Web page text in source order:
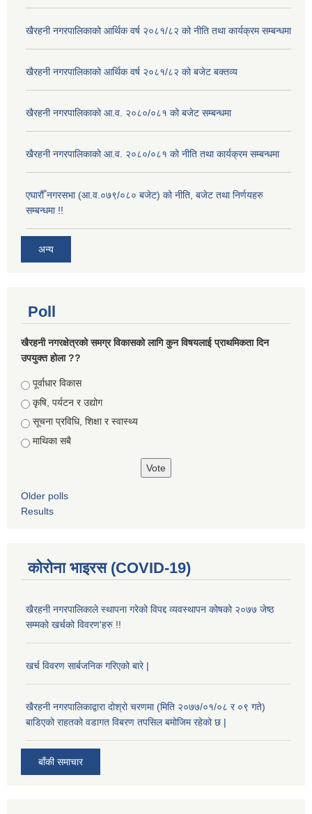
खैरहनी नगरपालिकाको आर्थिक वर्ष २०८१/८२ को नीति तथा कार्यक्रम सम्बन्धमा
खैरहनी नगरपालिकाको आर्थिक वर्ष २०८१/८२ को बजेट बक्तव्य
खैरहनी नगरपालिकाको आ.व. २०८०/०८१ को बजेट सम्बन्धमा
खैरहनी नगरपालिकाको आ.व. २०८०/०८१ को नीति तथा कार्यक्रम सम्बन्धमा
एघारौँ नगरसभा (आ.व.०७९/०८० बजेट) को नीति, बजेट तथा निर्णयहरु
सम्बन्धमा !!
अन्य
Poll
खैरहनी नगरक्षेत्रको समग्र विकासको लागि कुन विषयलाई प्राथमिकता दिन
उपयुक्त होला ??
Choices
पूर्वाधार विकास
कृषि, पर्यटन र उद्योग
सूचना प्रविधि, शिक्षा र स्वास्थ्य
माथिका सबै
Older polls
Results
कोरोना भाइरस (COVID-19)
खैरहनी नगरपालिकाले स्थापना गरेको विपद्द व्यवस्थापन कोषको २०७७ जेष्ठ
सम्मको खर्चको विवरण'हरु !!
खर्च विवरण सार्बजनिक गरिएको बारे |
खैरहनी नगरपालिकाद्वारा दोश्रो चरणमा (मिति २०७७/०१/०८ र ०९ गते)
बाडिएको राहतको वडागत विबरण तपसिल बमोजिम रहेको छ |
बाँकी समाचार